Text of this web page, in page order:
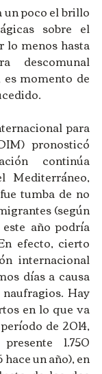
sobre el
lo menos hasta
descomunal
momento de
para
pronosticó
continúa
Mediterráneo,
tumba de no
(según
año podría
efecto, cierto
internacional
días a causa
Hay
en lo que va
de 2014,
1.750
un año), en